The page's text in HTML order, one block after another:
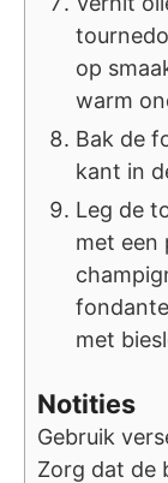
op
warm
Bak de
kant in
Leg de
met een
met
Notities
Gebruik
Zorg dat de